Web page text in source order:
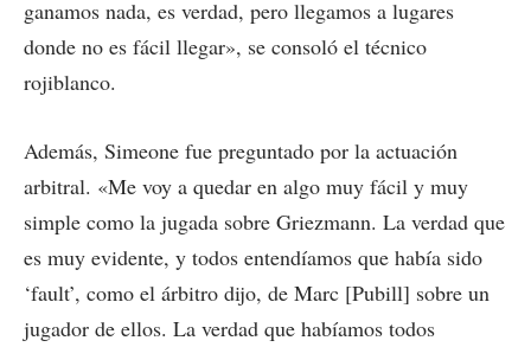
ganamos nada, es verdad, pero llegamos a lugares
donde no es fácil llegar», se consoló el técnico
rojiblanco.
Además, Simeone fue preguntado por la actuación
arbitral. «Me voy a quedar en algo muy fácil y muy
simple como la jugada sobre Griezmann. La verdad que
es muy evidente, y todos entendíamos que había sido
‘fault’, como el árbitro dijo, de Marc [Pubill] sobre un
jugador de ellos. La verdad que habíamos todos